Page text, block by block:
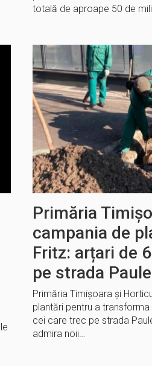
totală de aproape 50 de
Primăria
campania de
Fritz: arțari de
pe strada
Primăria Timișoara și
plantări pentru a transforma
cei care trec pe strada
admira noii…